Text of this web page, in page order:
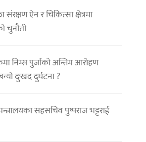
संरक्षण ऐन र चिकित्सा क्षेत्रमा
चुनौती
निम्स पुर्जाको अन्तिम आरोहण
दुःखद दुर्घटना ?
मन्त्रालयका सहसचिव पुष्पराज भट्टराई